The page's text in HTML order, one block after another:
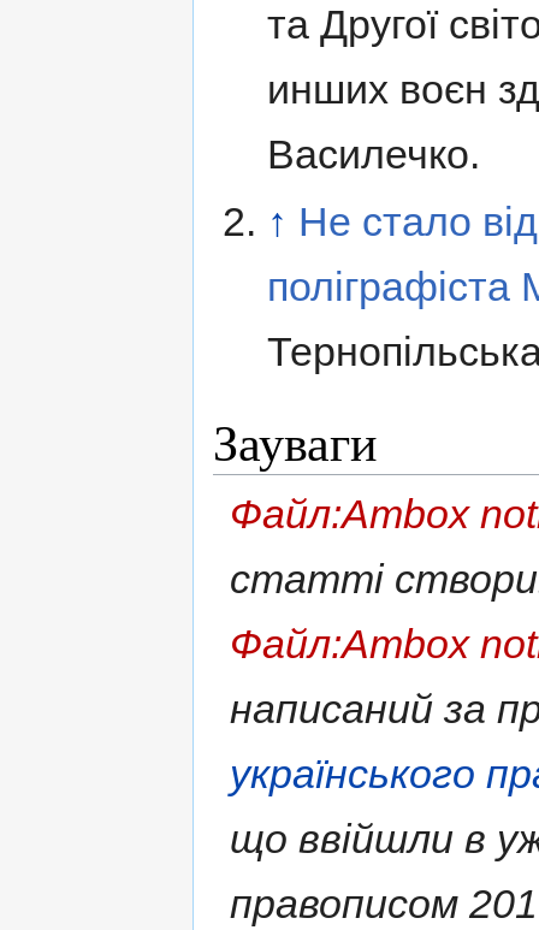
та Другої
инших воєн
Василечко.
↑ Не стало
Зауваги
Файл:Ambox
статті
Файл:Ambox
написаний за
українського
що ввійшли в
правописом